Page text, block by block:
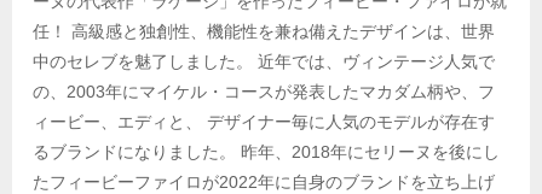
任！ 高級感と独創性、機能性を兼ね備えたデザインは、世界
中のセレブを魅了しました。 近年では、ヴィンテージ人気で
の、2003年にマイケル・コースが発表したマカダム柄や、フ
ィービー、エディと、 デザイナー毎に人気のモデルが存在す
るブランドになりました。 昨年、2018年にセリーヌを後にし
たフィービーファイロが2022年に自身のブランドを立ち上げ